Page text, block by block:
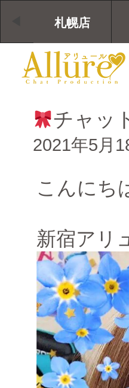
札幌店
チャッ
2021年5月
こんにち
新宿アリ